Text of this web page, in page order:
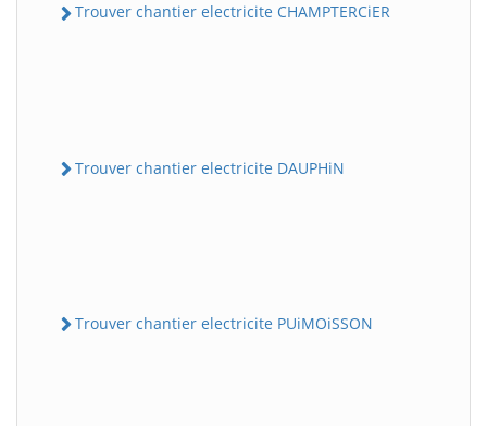
Trouver chantier electricite CHAMPTERCiER
Trouver chantier electricite DAUPHiN
Trouver chantier electricite PUiMOiSSON